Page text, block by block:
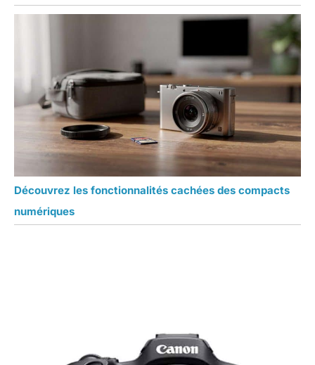
Découvrez les fonctionnalités cachées des compacts
numériques